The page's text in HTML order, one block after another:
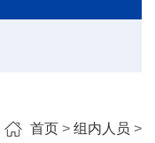
首页 > 组内人员 >